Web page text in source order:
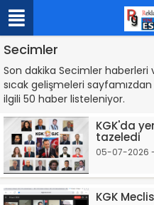
Secimler
Son dakika Secimler
sıcak gelişmeleri
ilgili 50 haber listeleniyor.
KGK'da
tazeledi
05-07-2026
KGK